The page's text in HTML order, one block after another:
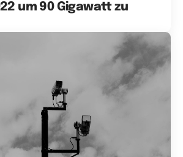
um 90 Gigawatt zu